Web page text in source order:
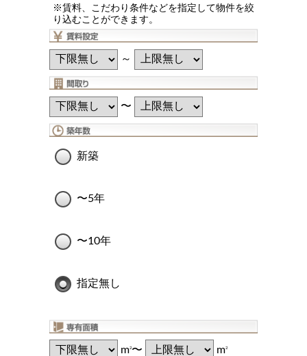
※賃料、こだわり条件などを指定して物件を絞
り込むことができます。
～
〜
新築
〜5年
〜10年
指定無し
m2〜 m2